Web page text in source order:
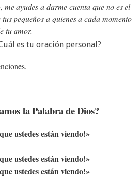
ayudes a darme cuenta que no es el
pequeños a quienes a cada momento
tu amor.
es tu oración personal?
la Palabra de Dios?
ustedes están viendo!»
ustedes están viendo!»
ustedes están viendo!»